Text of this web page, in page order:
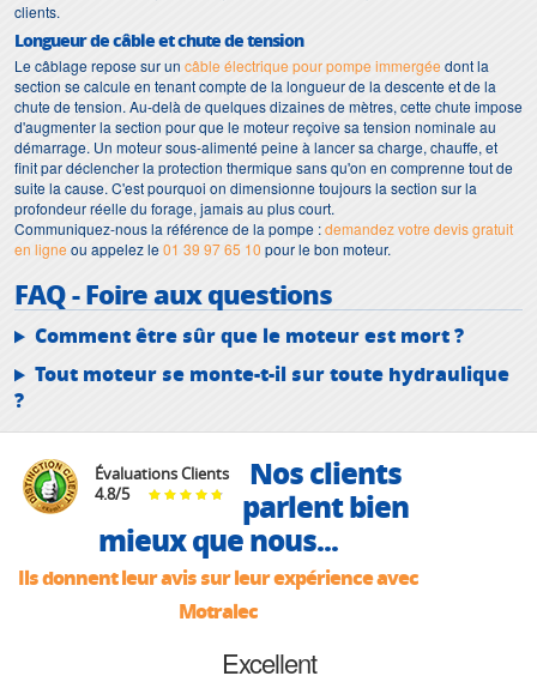
clients.
Longueur de câble et chute de tension
Le câblage repose sur un câble électrique pour pompe immergée dont la
section se calcule en tenant compte de la longueur de la descente et de la
chute de tension. Au-delà de quelques dizaines de mètres, cette chute impose
d'augmenter la section pour que le moteur reçoive sa tension nominale au
démarrage. Un moteur sous-alimenté peine à lancer sa charge, chauffe, et
finit par déclencher la protection thermique sans qu'on en comprenne tout de
suite la cause. C'est pourquoi on dimensionne toujours la section sur la
profondeur réelle du forage, jamais au plus court.
Communiquez-nous la référence de la pompe :demandez votre devis gratuit
en ligne ou appelez le01 39 97 65 10 pour le bon moteur.
FAQ - Foire aux questions
Comment être sûr que le moteur est mort ?
Tout moteur se monte-t-il sur toute hydraulique
?
Évaluations Clients
4.8/5
Nos clients
parlent bien
mieux que nous...
Ils donnent leur avis sur leur expérience avec
Motralec
Excellent